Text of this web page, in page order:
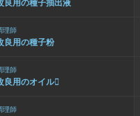
良用の種子抽出液
理師
良用の種子粉
理師
良用のオイル
理師